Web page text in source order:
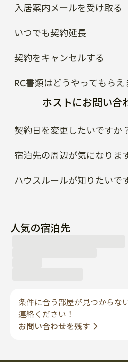
いつでも契約延長
契約をキャンセルする
RC書類はどうやってもらえ
ホストにお問い合
契約日を変更したいですか
宿泊先の周辺が気になりま
ハウスルールが知りたいで
お問い合わせを残す